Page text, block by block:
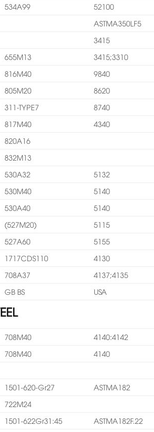
534A99 52100
ASTMA350LF5
3415
655M13 3415;3310
816M40 9840
805M20 8620
311-TYPE7 8740
817M40 4340
820A16
832M13
530A32 5132
530M40 5140
530A40 5140
(527M20) 5115
527A60 5155
1717CDS110 4130
708A37 4137;4135
GB BS USA
708M40 4140:4142
708M40 4140
1501-620-Gr27 ASTMA182
722M24
1501-622Gr31:45 ASTMA182F.22